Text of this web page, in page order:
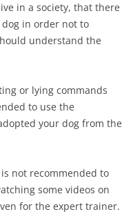
in a society, that there
in order not to
understand the
or lying commands
to use the
your dog from the
is not recommended to
some videos on
for the expert trainer.